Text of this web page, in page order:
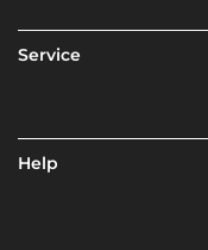
Service
Help